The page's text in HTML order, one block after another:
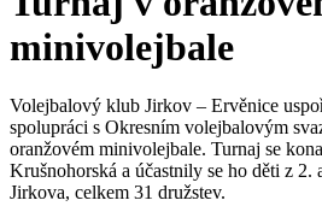
minivolejbale
Volejbalový klub Jirkov – Ervěnice
spolupráci s Okresním volejbalovým
oranžovém minivolejbale. Turnaj se
Krušnohorská a účastnily se ho děti z 2.
Jirkova, celkem 31 družstev.